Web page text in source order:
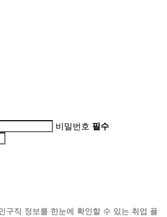
비밀번호 필수
구직 정보를 한눈에 확인할 수 있는 취업 플